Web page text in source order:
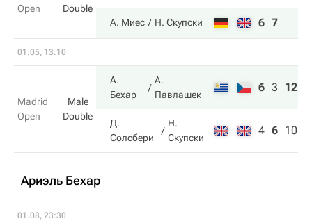
Open
Double
А. Миес Н. Скупски 6 7
01.05, 13:10
Madrid
Open
Male
Double
А.
Бехар
А.
Павлашек
6 3 12
Д.
Солсбери
Н.
Скупски
4 6 10
Ариэль Бехар
01.08, 23:30